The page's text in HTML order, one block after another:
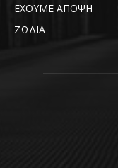
ΕΧΟΥΜΕ ΑΠΟΨΗ
ΖΩΔΙΑ